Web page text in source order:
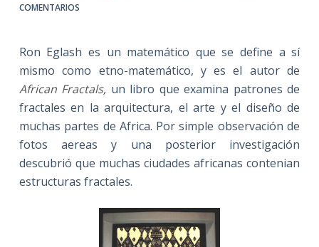
n
n
COMENTARIOS
Ron Eglash es un matemático que se define a sí
mismo como etno-matemático, y es el autor de
African Fractals, un libro que examina patrones de
fractales en la arquitectura, el arte y el diseño de
muchas partes de Africa. Por simple observación de
fotos aereas y una posterior investigación
descubrió que muchas ciudades africanas contenian
estructuras fractales.